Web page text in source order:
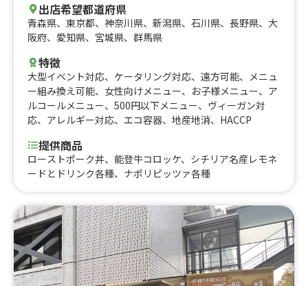
出店希望都道府県
青森県、 東京都、 神奈川県、 新潟県、 石川県、 長野県、 大
阪府、 愛知県、 宮城県、 群馬県
特徴
大型イベント対応、 ケータリング対応、 遠方可能、 メニュ
ー組み換え可能、 女性向けメニュー、 お子様メニュー、 ア
ルコールメニュー、 500円以下メニュー、 ヴィーガン対
応、 アレルギー対応、 エコ容器、 地産地消、 HACCP
提供商品
ローストポーク丼、能登牛コロッケ、シチリア名産レモネ
ードとドリンク各種、ナポリピッツァ各種